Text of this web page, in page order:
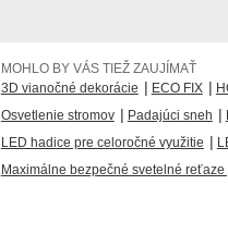
MOHLO BY VÁS TIEŽ ZAUJÍMAŤ
3D vianočné dekorácie | ECO FIX |
Osvetlenie stromov | Padajúci sneh |
LED hadice pre celoročné využitie |
Maximálne bezpečné svetelné